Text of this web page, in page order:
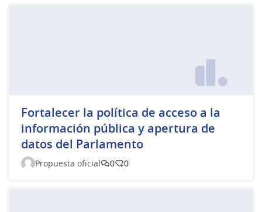
Fortalecer la política de acceso a la
información pública y apertura de
datos del Parlamento
Propuesta oficial 0 0